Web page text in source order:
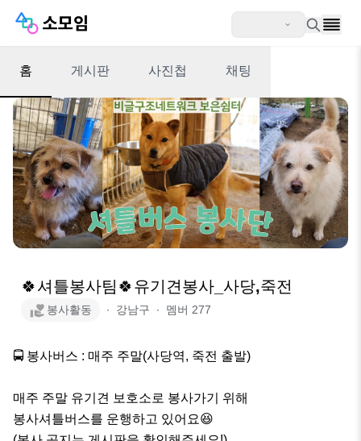
홈 게시판 사진첩 채팅
🍀셔틀봉사팀🍀유기견봉사_사당,죽전
봉사활동 ∙ 강남구 ∙ 멤버 277
🚍 봉사버스 : 매주 주말(사당역, 죽전 출발)
매주 주말 유기견 보호소로 봉사가기 위해
봉사셔틀버스를 운행하고 있어요😆